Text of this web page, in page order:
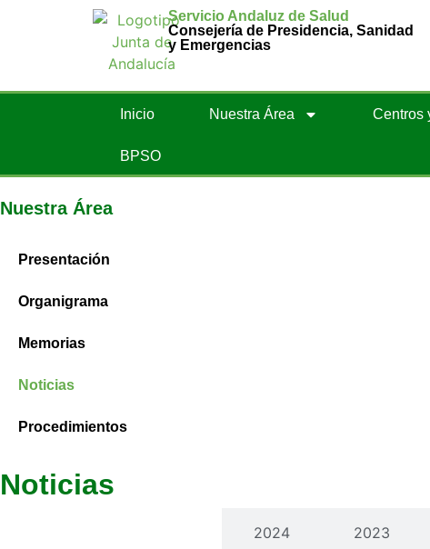
Servicio Andaluz de Salud
Consejería de Presidencia, Sanidad
y Emergencias
Inicio Nuestra Área Centros
BPSO
Nuestra Área
Presentación
Organigrama
Memorias
Noticias
Procedimientos
Noticias
2024 2023